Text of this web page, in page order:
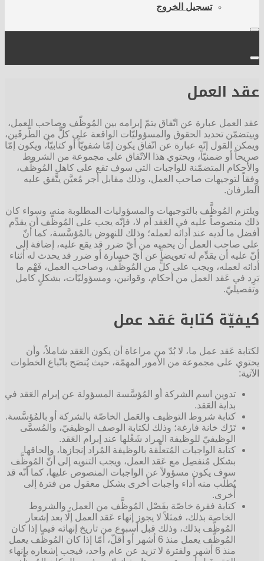
تسجيل الخروج
عقد العمل
عقد العمل عبارة عن اتّفاق يتمّ إبرامه بين المُوظّف وصاحب العمل،
وييتضمّن تحديد الحقوق والمسؤوليّات الواقعة على كلٍّ من الطَّرفَين،
ويمكن القول إنّه عبارة عن اتّفاق يكون إمّا شفويّاً أو كتابيّاً، ويكون إمّا
صريحاً أو ضمنيّاً، ويحتوي هذا الاتّفاق على مجموعة من الشروط
والأحكام المتضمّنة للواجبات التي سوف تقع على كاهل المُوظَّف،
وِفقاً لتوجيهات صاحب العمل، وذلك مقابل أجر مُعيَّن يتَّفق عليه
الطرفان.
ويلتزم المُوظَّف بالتوجيهات والمسؤوليات المطلوبة منه، وسواء كان
ذلك منصوصاً عليه في العَقد أم لا، فإنّه يجب على المُوظَّف أن يقدِّم
أفضل ما لديه عند أدائه لعمله؛ وذلك للنهوض بالمُؤسَّسة، كما أنّ
على صاحب العمل أن يحميه من أيّ ضرر قد يقع عليه، إضافة إلى
أنّ عليه أن يقدِّم له تعويضاً عن أيّ خسارة أو ضرر قد يحدث له أثناء
أدائه لعمله، ويجب على كلٍّ من المُوظَّف، وصاحب العمل، فَهْم ما
يَرِد في عَقد العمل من أحكام، وقوانين، ومسؤوليّات، بشكلٍ كامل
وتفصيليّ.
كيفيّة كتابة عَقد عمل
لكتابة عَقد عمل ما، لا بُدّ من مراعاة أن يكون العَقد شاملاً، وأن
يحتوي على مجموعة من الأمور المهمّة، حيث يُنصَح باتّباع الخطوات
الآتية:
تدوين اسم الشركة أو المُؤسَّسة المسؤولة عن إبرام العَقد في
بداية العَقد.
كتابة شروط التوظيف والعَمل الخاصّة بالشركة أو بالمُؤسَّسة.
تَرْك خانة فارغة؛ وذلك لكتابة الوصف الوظيفيّ، والمُسمَّى
الوظيفيّ للوظيفة المراد شَغْلها عند إبرام العَقد.
كتابة الواجبات المُتعلِّقة بالوظيفة المُراد إنجازها، وإلحاقها
بشكل مُنفصِل مع عَقد العمل، ويجب التنويه إلى أنّ المُوظَّف
سوف يكون مسؤولاً عن الواجبات المنصوص عليها، كما أنّه قد
يُطلَب منه أداء واجبات أخرى بشكل معقول من فترة إلى
أُخرى.
كتابة فقرة خاصّة بفَصْل المُوظَّف من العمل، والشروط
الخاصة بذلك، فمثلاً لا يجوز إنهاء عَقد العمل إلّا بعد إشعار
المُوظَّف بذلك، وذلك قبل أسبوع من تاريخ إنهائه فيما إذا كان
المُوظَّف يعمل منذ 6 أشهر أو أقلّ، أمّا إذا كان المُوظَّف يعمل
منذ 6 أشهر ولفترة لا تزيد عن عام واحد، فيجب إشعاره بإنهاء